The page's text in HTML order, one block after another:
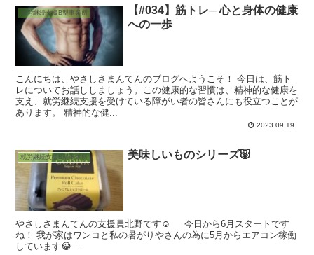
就労継続支援B型事業所
【#034】筋トレ─ 心と身体の健康
への一歩
こんにちは、やさしさまんてんのブログへようこそ！ 今日は、筋ト
レについてお話ししましょう。この健康的な習慣は、精神的な健康を
支え、就労継続支援を受けている障がい者の皆さんにも役立つことが
あります。 精神的な健...
2023.09.19
就労継続支援B型事業所 美味しいものシリーズ🐷
やさしさまんてんの支援員北野です☺️ 今日から6月スタートです
ね！ 我が家はワンコと私の暑がりやさんの為に5月からエアコン稼働
しています😂 ...